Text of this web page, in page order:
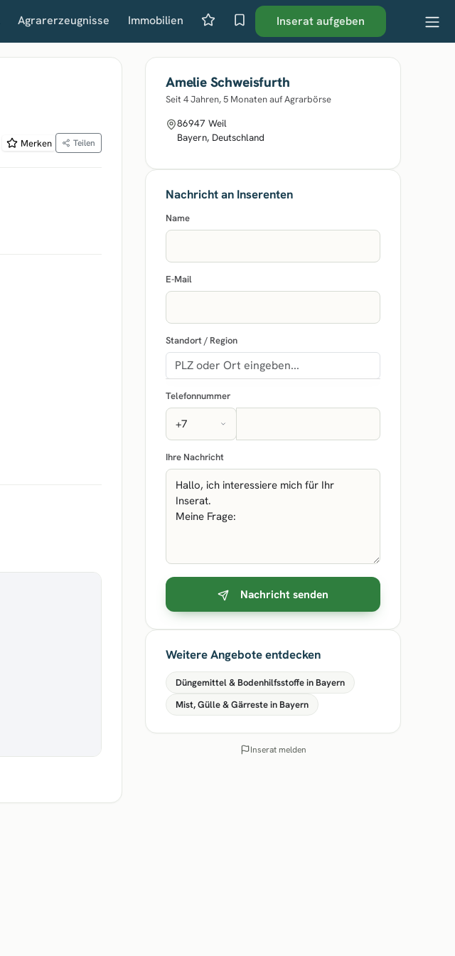
Agrarerzeugnisse Immobilien Inserat aufgeben
Merken Teilen
Amelie Schweisfurth
Seit 4 Jahren, 5 Monaten auf Agrarbörse
86947 Weil
Bayern, Deutschland
Nachricht an Inserenten
Name
E-Mail
Standort / Region
Telefonnummer
Ihre Nachricht
Nachricht senden
Weitere Angebote entdecken
Düngemittel & Bodenhilfsstoffe in Bayern
Mist, Gülle & Gärreste in Bayern
Inserat melden